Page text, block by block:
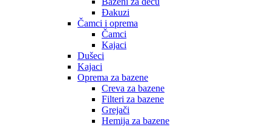
Đakuzi
Čamci i oprema
Čamci
Kajaci
Dušeci
Kajaci
Oprema za bazene
Creva za bazene
Filteri za bazene
Grejači
Hemija za bazene